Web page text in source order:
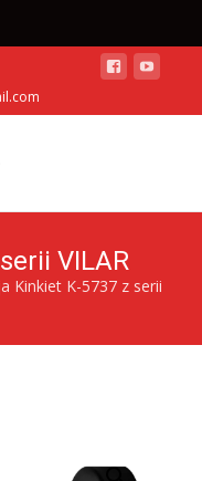
VILAR
Kinkiet K-5737 z serii